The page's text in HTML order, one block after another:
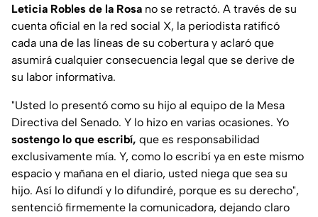
Leticia Robles de la Rosa no se retractó. A través de su
cuenta oficial en la red social X, la periodista ratificó
cada una de las líneas de su cobertura y aclaró que
asumirá cualquier consecuencia legal que se derive de
su labor informativa.
"Usted lo presentó como su hijo al equipo de la Mesa
Directiva del Senado. Y lo hizo en varias ocasiones. Yo
sostengo lo que escribí, que es responsabilidad
exclusivamente mía. Y, como lo escribí ya en este mismo
espacio y mañana en el diario, usted niega que sea su
hijo. Así lo difundí y lo difundiré, porque es su derecho",
sentenció firmemente la comunicadora, dejando claro